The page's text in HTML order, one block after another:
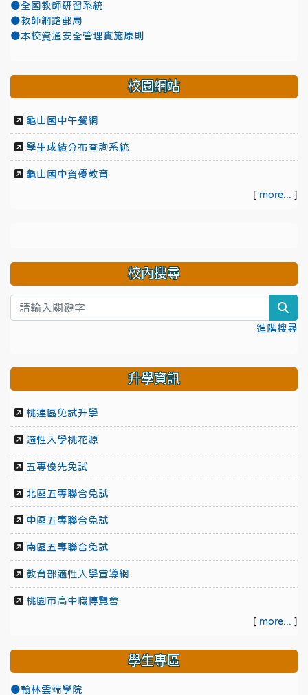
●全國教師研習系統
●教師網路郵局
●本校資通安全管理實施原則
校園網站
龜山國中午餐網
學生成績分布查詢系統
龜山國中資優教育
[ more... ]
校內搜尋
進階搜尋
升學資訊
桃連區免試升學
適性入學桃花源
五專優先免試
北區五專聯合免試
中區五專聯合免試
南區五專聯合免試
教育部適性入學宣導網
桃園市高中職博覽會
[ more... ]
學生專區
●翰林雲端學院